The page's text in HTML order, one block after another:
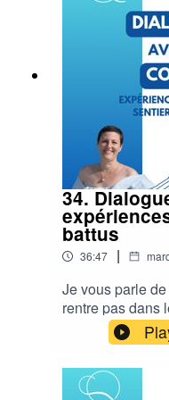
vous souhaitez
avec le monde,
34.
battus
36:47 |
Je vous parle
rentre pas dans
spécialistes du
nouvelle lecture